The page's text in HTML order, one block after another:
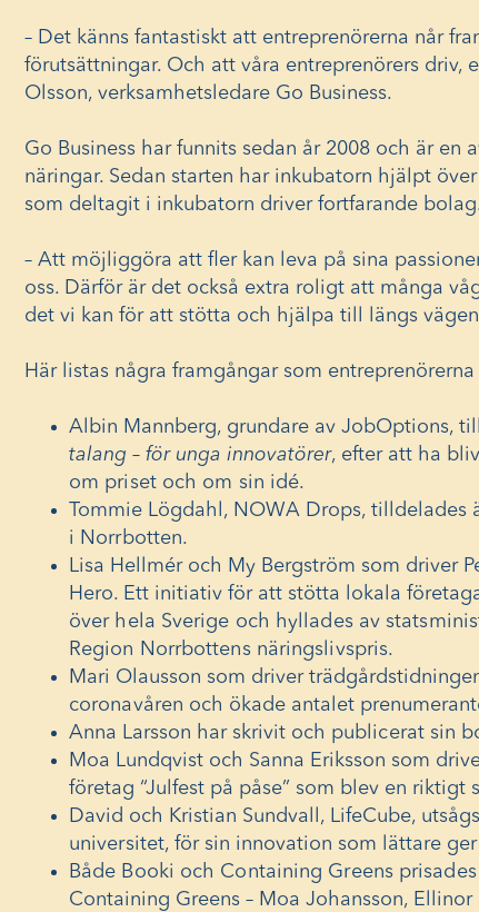
– Det känns fantastiskt att entreprenörerna når
förutsättningar. Och att våra entreprenörers driv,
Olsson, verksamhetsledare Go Business.
Go Business har funnits sedan år 2008 och är
näringar. Sedan starten har inkubatorn hjälpt
som deltagit i inkubatorn driver fortfarande
– Att möjliggöra att fler kan leva på sina
oss. Därför är det också extra roligt att många
det vi kan för att stötta och hjälpa till längs
Här listas några framgångar som
Albin Mannberg, grundare av JobOptions,
talang – för unga innovatörer, efter att ha
om priset och om sin idé.
Tommie Lögdahl, NOWA Drops, tilldelades
i Norrbotten.
Lisa Hellmér och My Bergström som driver
Hero. Ett initiativ för att stötta lokala
över hela Sverige och hyllades av
Region Norrbottens näringslivspris.
Mari Olausson som driver
coronavåren och ökade antalet
Anna Larsson har skrivit och publicerat sin
Moa Lundqvist och Sanna Eriksson som
företag “Julfest på påse” som blev en riktigt
David och Kristian Sundvall, LifeCube,
universitet, för sin innovation som lättare
Både Booki och Containing Greens
Containing Greens – Moa Johansson,